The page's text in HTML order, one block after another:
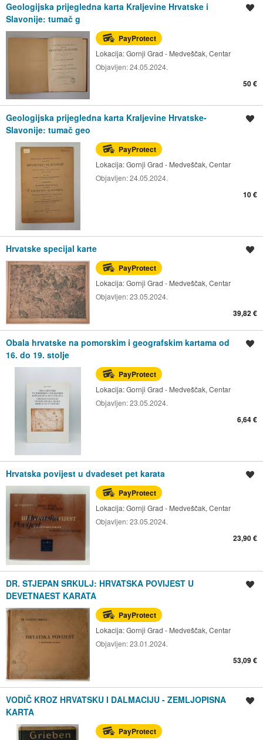
Geologijska prijegledna karta Kraljevine Hrvatske i
Slavonije: tumač g
PayProtect
Lokacija:Gornji Grad - Medveščak, Centar
Objavljen:24.05.2024.
50 €
Geologijska prijegledna karta Kraljevine Hrvatske-
Slavonije: tumač geo
PayProtect
Lokacija:Gornji Grad - Medveščak, Centar
Objavljen:24.05.2024.
10 €
Hrvatske specijal karte
PayProtect
Lokacija:Gornji Grad - Medveščak, Centar
Objavljen:23.05.2024.
39,82 €
Obala hrvatske na pomorskim i geografskim kartama od
16. do 19. stolje
PayProtect
Lokacija:Gornji Grad - Medveščak, Centar
Objavljen:23.05.2024.
6,64 €
Hrvatska povijest u dvadeset pet karata
PayProtect
Lokacija:Gornji Grad - Medveščak, Centar
Objavljen:23.05.2024.
23,90 €
DR. STJEPAN SRKULJ: HRVATSKA POVIJEST U
DEVETNAEST KARATA
PayProtect
Lokacija:Gornji Grad - Medveščak, Centar
Objavljen:23.01.2024.
53,09 €
VODIČ KROZ HRVATSKU I DALMACIJU - ZEMLJOPISNA
KARTA
PayProtect